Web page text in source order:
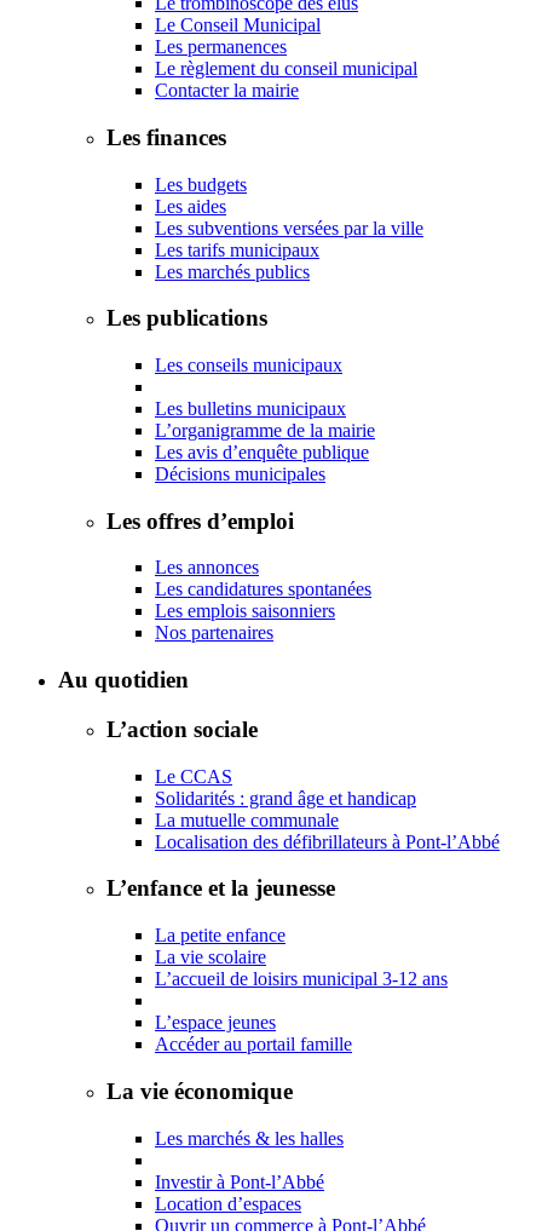
Le Conseil Municipal
Les permanences
Le règlement du conseil municipal
Contacter la mairie
Les finances
Les budgets
Les aides
Les subventions versées par la ville
Les tarifs municipaux
Les marchés publics
Les publications
Les conseils municipaux
Les bulletins municipaux
L’organigramme de la mairie
Les avis d’enquête publique
Décisions municipales
Les offres d’emploi
Les annonces
Les candidatures spontanées
Les emplois saisonniers
Nos partenaires
Au quotidien
L’action sociale
Le CCAS
Solidarités : grand âge et handicap
La mutuelle communale
Localisation des défibrillateurs à Pont-l’Abbé
L’enfance et la jeunesse
La petite enfance
La vie scolaire
L’accueil de loisirs municipal 3-12 ans
L’espace jeunes
Accéder au portail famille
La vie économique
Les marchés & les halles
Investir à Pont-l’Abbé
Location d’espaces
Ouvrir un commerce à Pont-l’Abbé